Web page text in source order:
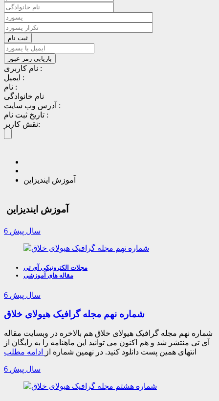
نام کاربری :
ایمیل :
نام :
نام خانوادگی
آدرس وب سایت :
تاریخ ثبت نام :
نقش کاربر:
آموزش ایندیزاین
آموزش ایندیزاین
6 سال پیش
مجلات الکترونیکی آی تی
مقاله های آموزشی
6 سال پیش
شماره نهم مجله گرافیک هیولای خلاق
شماره نهم مجله گرافیک هیولای خلاق هم بالاخره در وبسایت مقاله
آی تی منتشر شد و هم اکنون می توانید این ماهنامه را به رایگان از
انتهای همین پست دانلود کنید. در نهمین شماره از
ادامه مطلب
6 سال پیش